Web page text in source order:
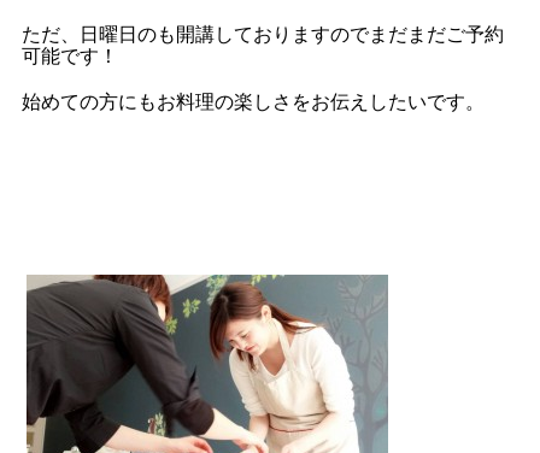
ただ、日曜日のも開講しておりますのでまだまだご予約
可能です！
始めての方にもお料理の楽しさをお伝えしたいです。